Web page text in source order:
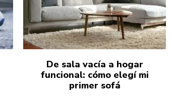
De sala vacía a hogar
funcional: cómo elegí mi
primer sofá